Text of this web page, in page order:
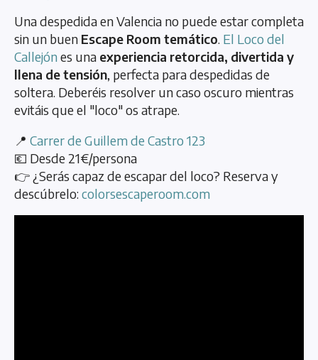
Una despedida en Valencia no puede estar completa
sin un buen Escape Room temático. El Loco del
Callejónes una experiencia retorcida, divertida y
llena de tensión, perfecta para despedidas de
soltera. Deberéis resolver un caso oscuro mientras
evitáis que el "loco" os atrape.
📍 Carrer de Guillem de Castro 123
💶 Desde 21€/persona
👉 ¿Serás capaz de escapar del loco? Reserva y
descúbrelo: colorsescaperoom.com